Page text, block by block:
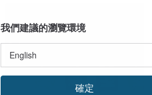
我們建議的瀏覽環境
確定